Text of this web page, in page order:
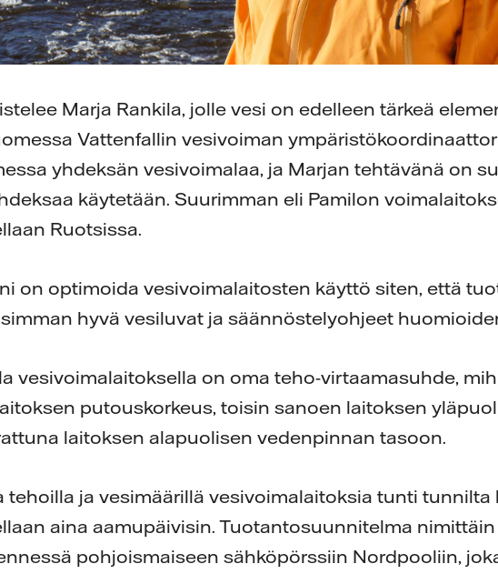
Marja Rankila, jolle vesi on edelleen tärkeä
Vattenfallin vesivoiman
yhdeksän vesivoimalaa, ja Marjan tehtävänä on
käytetään. Suurimman eli Pamilon
Ruotsissa.
on optimoida vesivoimalaitosten käyttö siten, että
hyvä vesiluvat ja säännöstelyohjeet
vesivoimalaitoksella on oma teho-virtaamasuhde,
putouskorkeus, toisin sanoen laitoksen
laitoksen alapuolisen vedenpinnan tasoon.
tehoilla ja vesimäärillä vesivoimalaitoksia tunti tunnilta
aina aamupäivisin. Tuotantosuunnitelma
pohjoismaiseen sähköpörssiin Nordpooliin,